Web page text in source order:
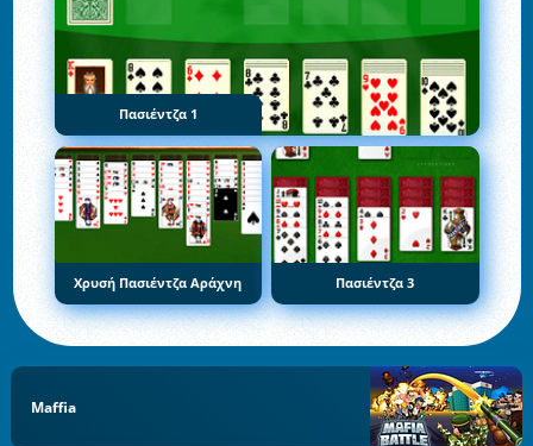
Πασιέντζα 1
Χρυσή Πασιέντζα Αράχνη Πασιέντζα 3
Maffia